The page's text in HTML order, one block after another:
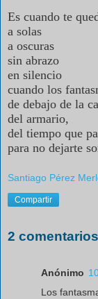
Es cuando te
a solas
a oscuras
sin abrazo
en silencio
cuando los
de debajo de la
del armario,
del tiempo que
para no dejarte
Santiago Pérez
Compartir
2
Anónimo
Los